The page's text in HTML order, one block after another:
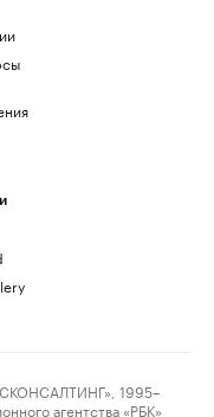
1995–
агентства «РБК»